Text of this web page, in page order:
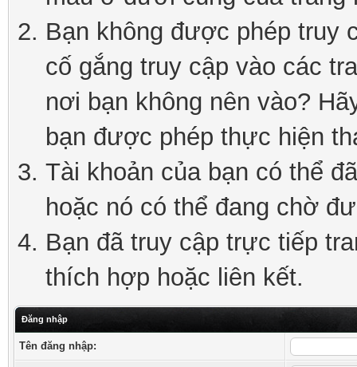
Bạn không được phép truy
cố gắng truy cập vào các
nơi bạn không nên vào?
bạn được phép thực hiện
Tài khoản của bạn có thể
hoặc nó có thể đang chờ
Bạn đã truy cập trực tiếp
thích hợp hoặc liên kết.
Đăng nhập
Tên đăng nhập: